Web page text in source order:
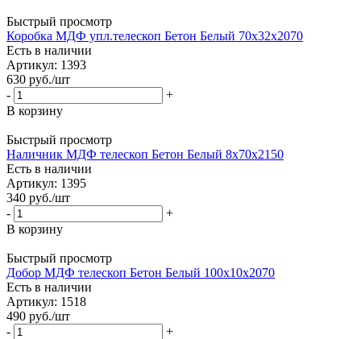
Быстрый просмотр
Коробка МДФ упл.телескоп Бетон Белый 70х32х2070
Есть в наличии
Артикул: 1393
630 руб./шт
-
+
В корзину
Быстрый просмотр
Наличник МДФ телескоп Бетон Белый 8х70х2150
Есть в наличии
Артикул: 1395
340 руб./шт
-
+
В корзину
Быстрый просмотр
Добор МДФ телескоп Бетон Белый 100х10х2070
Есть в наличии
Артикул: 1518
490 руб./шт
-
+